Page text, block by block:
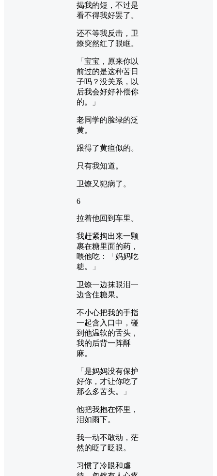
揭我的短，不过是
看不得我好罢了。
还不等我反击，卫
燎突然红了眼眶。
「宝宝，原来你以
前过的是这种苦日
子吗？没关系，以
后我会好好补偿你
的。」
老同学的脸绿的泛
黄。
跟得了黄疸似的。
只有我知道。
卫燎又犯病了。
6
拉着他回到车里。
我赶紧掏出来一颗
裹在糖里面的药，
喂他吃：「妈妈吃
糖。」
卫燎一边抹眼泪一
边含住糖果。
不小心把我的手指
一起含入口中，碰
到他温软的舌头，
我的后背一阵酥
麻。
「是妈妈没有保护
好你，才让你吃了
那么多苦头。」
他把我抱在怀里，
泪如雨下。
我一动不敢动，茫
然的眨了眨眼。
习惯了冷眼和虐